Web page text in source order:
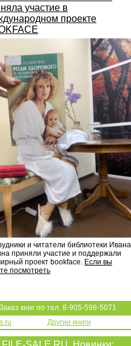
участие в
проекте
и читатели библиотеки Ивана
приняли участие и поддержали
проект bookface. Если вы
посмотреть
Заказ книг по тел. 8-905-598-5071
Другие книги